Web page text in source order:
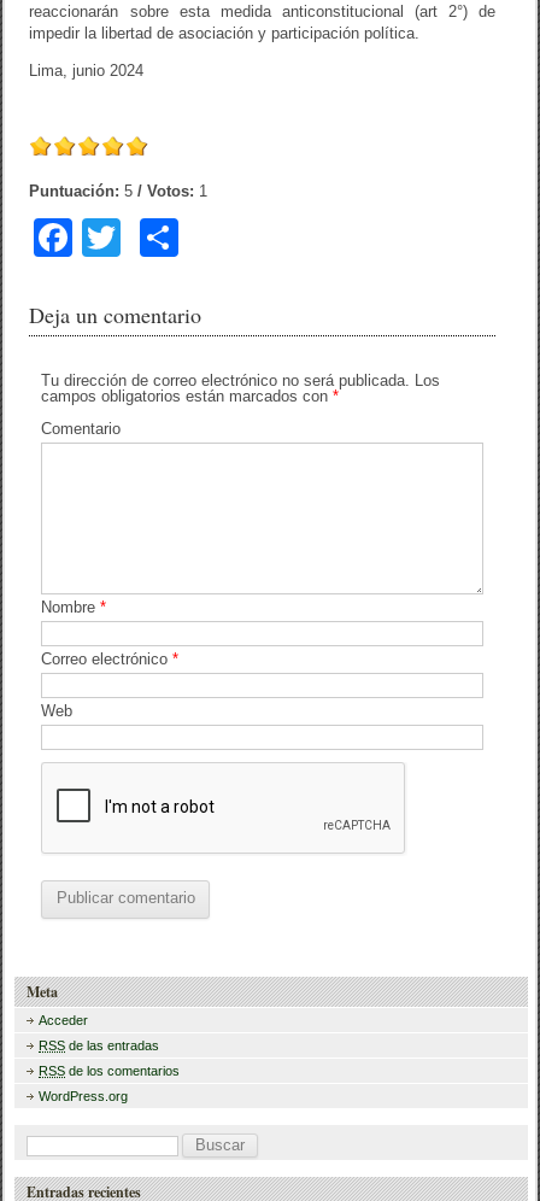
reaccionarán sobre esta medida anticonstitucional (art 2°) de
impedir la libertad de asociación y participación política.
Lima, junio 2024
Puntuación:5 / Votos: 1
F
c
b
o
T
tt
m
ar
Deja un comentario
Tu dirección de correo electrónico no será publicada. Los
campos obligatorios están marcados con*
Comentario
Nombre*
Correo electrónico*
Web
Meta
Acceder
RSS de las entradas
RSS de los comentarios
WordPress.org
B
u
Entradas recientes